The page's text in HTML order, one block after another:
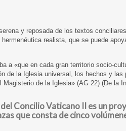
y reposada de los textos
realista, que se puede
a «que en cada gran territorio socio-
de la Iglesia universal, los hechos y las
de la Iglesia» (AG 22) (De la
Concilio Vaticano II es un
que consta de cinco